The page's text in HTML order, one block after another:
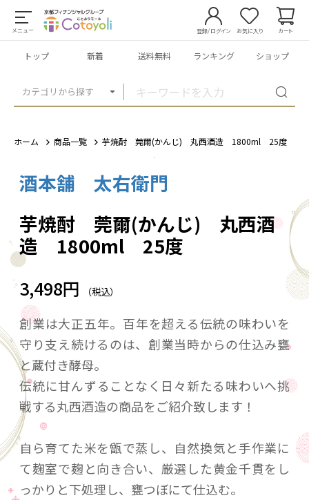
メニュー
カテゴリから探す
登録/ログイン お気に入り カート
トップ 新着 送料無料 ランキング ショップ
ホーム 商品一覧 芋焼酎 莞爾(かんじ) 丸西酒造 1800ml 25度
酒本舗 太右衛門
芋焼酎 莞爾(かんじ) 丸西酒
造 1800ml 25度
3,498円 （税込）
創業は大正五年。百年を超える伝統の味わいを
守り支え続けるのは、創業当時からの仕込み甕
と蔵付き酵母。
伝統に甘んずることなく日々新たる味わいへ挑
戦する丸西酒造の商品をご紹介致します！
自ら育てた米を甑で蒸し、自然換気と手作業に
て麹室で麹と向き合い、厳選した黄金千貫をし
っかりと下処理し、甕つぼにて仕込む。